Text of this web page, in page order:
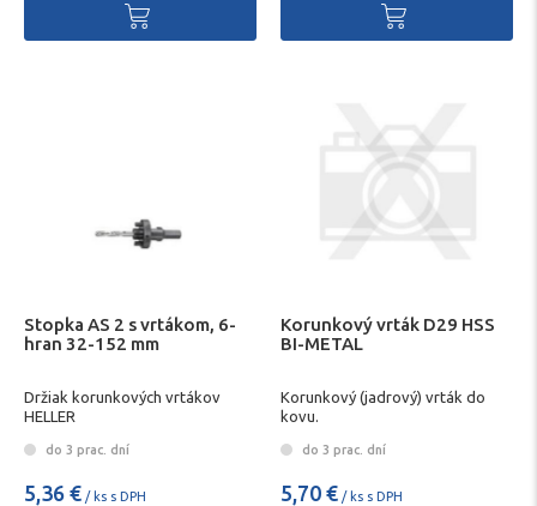
Stopka AS 2 s vrtákom, 6-
hran 32-152 mm
Držiak korunkových vrtákov
HELLER
do 3 prac. dní
5,36 € / ks s DPH
Korunkový vrták D29 HSS
BI-METAL
Korunkový (jadrový) vrták do
kovu.
do 3 prac. dní
5,70 € / ks s DPH